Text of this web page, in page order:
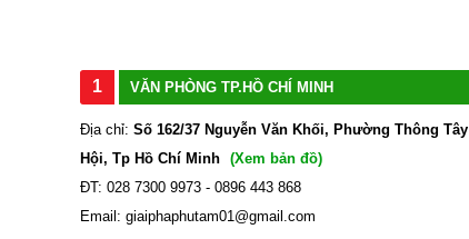
1 VĂN PHÒNG TP.HỒ CHÍ MINH
Địa chỉ: Số 162/37 Nguyễn Văn Khối, Phường Thông Tây
Hội, Tp Hồ Chí Minh (Xem bản đồ)
ĐT: 028 7300 9973 - 0896 443 868
Email: giaiphaphutam01@gmail.com